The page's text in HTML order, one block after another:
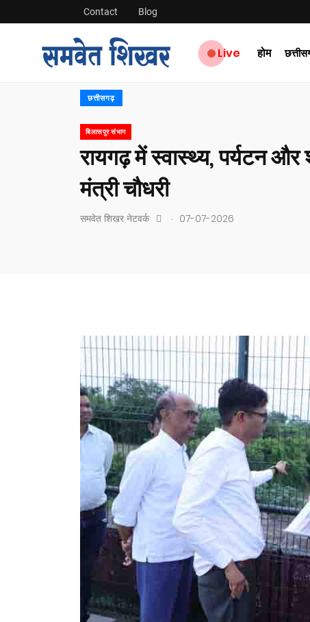
Contact Blog
Live होम
छत्तीसगढ़
बिलासपुर संभाग
रायगढ़ में स्वास्थ्य, पर्यटन और
मंत्री चौधरी
समवेत शिखर नेटवर्क . 07-07-2026